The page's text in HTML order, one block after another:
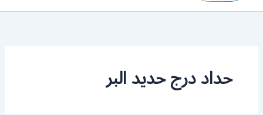
حداد درج حديد البر